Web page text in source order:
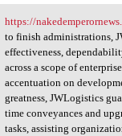
https://
to finish administrations,
effectiveness,
across a scope of
accentuation on
greatness, JWLogistics
time conveyances and
tasks, assisting